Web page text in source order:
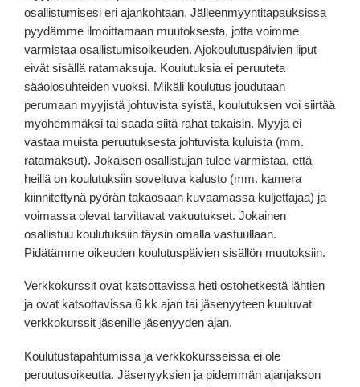
osallistumisesi eri ajankohtaan. Jälleenmyyntitapauksissa
pyydämme ilmoittamaan muutoksesta, jotta voimme
varmistaa osallistumisoikeuden. Ajokoulutuspäivien liput
eivät sisällä ratamaksuja. Koulutuksia ei peruuteta
sääolosuhteiden vuoksi. Mikäli koulutus joudutaan
perumaan myyjistä johtuvista syistä, koulutuksen voi siirtää
myöhemmäksi tai saada siitä rahat takaisin. Myyjä ei
vastaa muista peruutuksesta johtuvista kuluista (mm.
ratamaksut). Jokaisen osallistujan tulee varmistaa, että
heillä on koulutuksiin soveltuva kalusto (mm. kamera
kiinnitettynä pyörän takaosaan kuvaamassa kuljettajaa) ja
voimassa olevat tarvittavat vakuutukset. Jokainen
osallistuu koulutuksiin täysin omalla vastuullaan.
Pidätämme oikeuden koulutuspäivien sisällön muutoksiin.
Verkkokurssit ovat katsottavissa heti ostohetkestä lähtien
ja ovat katsottavissa 6 kk ajan tai jäsenyyteen kuuluvat
verkkokurssit jäsenille jäsenyyden ajan.
Koulutustapahtumissa ja verkkokursseissa ei ole
peruutusoikeutta. Jäsenyyksien ja pidemmän ajanjakson